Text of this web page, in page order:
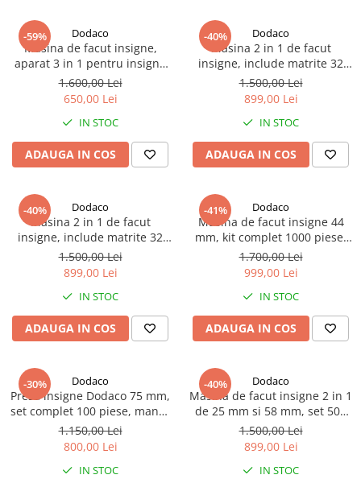
-59% Dodaco
Masina de facut insigne,
aparat 3 in 1 pentru insigne
piese, ideal pentru proiecte
DIY, evenimente si branding
personalizat
1.600,00 Lei
650,00 Lei
IN STOC
ADAUGA IN COS
-40% Dodaco
Masina 2 in 1 de facut
insigne, include matrite 32
mm si 58 mm, kit complet 500
piese, maner ergonomic, ideal
pentru branding, scoli,
ateliere creative si proiecte
DIY
1.500,00 Lei
899,00 Lei
IN STOC
ADAUGA IN COS
-40% Dodaco
Masina 2 in 1 de facut
insigne, include matrite 32
mm si 58 mm, kit complet 500
piese, maner ergonomic, ideal
pentru branding, scoli,
ateliere creative si proiecte
DIY
1.500,00 Lei
899,00 Lei
IN STOC
ADAUGA IN COS
-41% Dodaco
Masina de facut insigne 44
mm, kit complet 1000 piese,
matrita inclusa, maner
ergonomic, ideal pentru
branding, scoli, ateliere
creative si proiecte DIY
1.700,00 Lei
999,00 Lei
IN STOC
ADAUGA IN COS
-30% Dodaco
Presa insigne Dodaco 75 mm,
set complet 100 piese, maner
ergonomic, cutter circular,
verde
1.150,00 Lei
800,00 Lei
IN STOC
-40% Dodaco
Masina de facut insigne 2 in 1
de 25 mm si 58 mm, set 500
consumabile, taietor circular,
aparat pentru insigne
personalizate DIY
1.500,00 Lei
899,00 Lei
IN STOC